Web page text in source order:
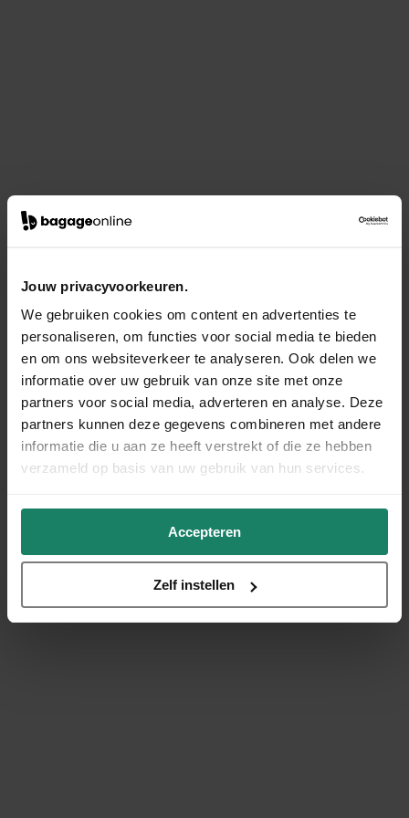
Jouw privacyvoorkeuren.
We gebruiken cookies om content en advertenties te
personaliseren, om functies voor social media te bieden
en om ons websiteverkeer te analyseren. Ook delen we
informatie over uw gebruik van onze site met onze
partners voor social media, adverteren en analyse. Deze
partners kunnen deze gegevens combineren met andere
informatie die u aan ze heeft verstrekt of die ze hebben
verzameld op basis van uw gebruik van hun services.
Accepteren
Zelf instellen